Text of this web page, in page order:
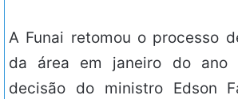
A Funai retomou o processo
da área em janeiro do ano
decisão do ministro Edson